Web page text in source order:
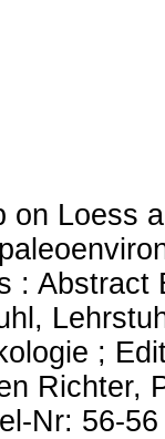
on Loess
: Abstract
;
Richter,
Nr: 56-56